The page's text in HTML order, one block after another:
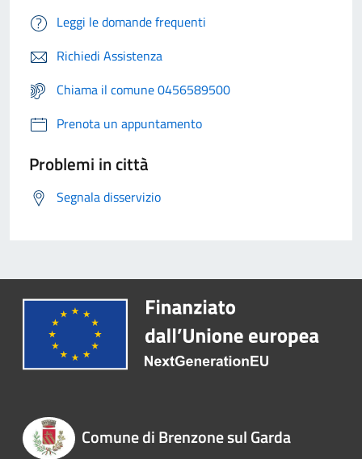
Leggi le domande frequenti
Richiedi Assistenza
Chiama il comune 0456589500
Prenota un appuntamento
Problemi in città
Segnala disservizio
Comune di Brenzone sul Garda